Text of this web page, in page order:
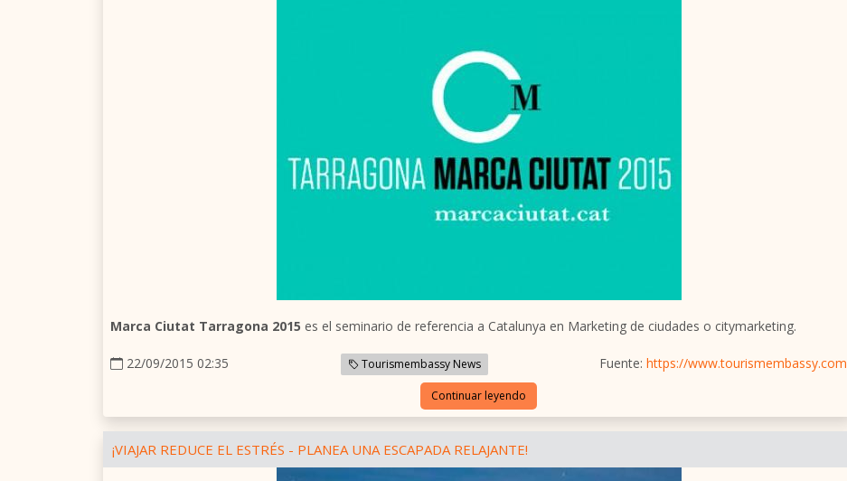
Marca Ciutat Tarragona 2015 es el seminario de referencia a Catalunya en Marketing de ciudades o citymarketing.
22/09/2015 02:35 Tourismembassy News Fuente: https://www.tourismembassy.com
Continuar leyendo
¡VIAJAR REDUCE EL ESTRÉS - PLANEA UNA ESCAPADA RELAJANTE!